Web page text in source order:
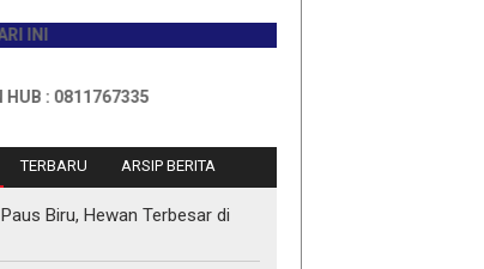
TERBARU ARSIP BERITA
Biru, Hewan Terbesar di